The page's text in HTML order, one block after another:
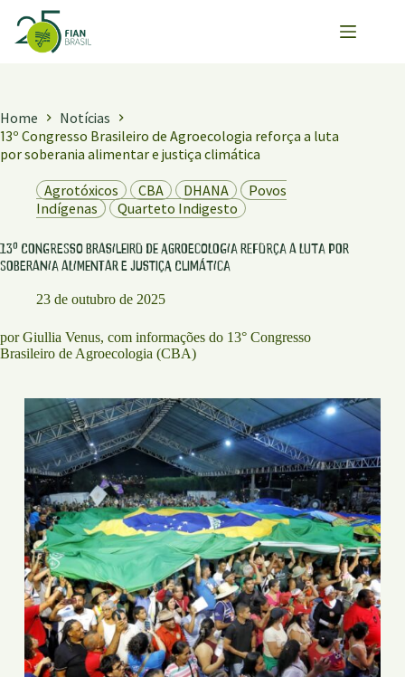
para
Home
Notícias
13º Congresso Brasileiro de Agroecologia reforça a luta
por soberania alimentar e justiça climática
Agrotóxicos
CBA DHANA
Povos
Indígenas
Quarteto Indigesto
13º Congresso Brasileiro de Agroecologia reforça a luta por
soberania alimentar e justiça climática
23 de outubro de 2025
por Giullia Venus, com informações do 13° Congresso
Brasileiro de Agroecologia (CBA)